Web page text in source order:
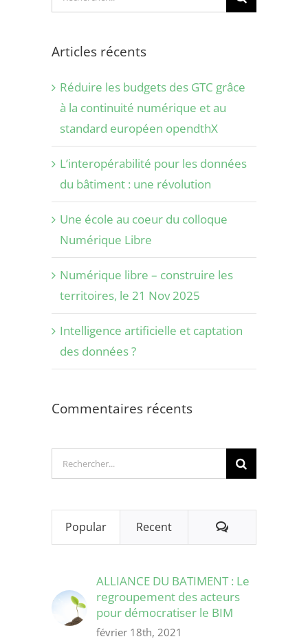
Articles récents
Réduire les budgets des GTC grâce
à la continuité numérique et au
standard européen opendthX
L’interopérabilité pour les données
du bâtiment : une révolution
Une école au coeur du colloque
Numérique Libre
Numérique libre – construire les
territoires, le 21 Nov 2025
Intelligence artificielle et captation
des données ?
Commentaires récents
Rechercher:
Popular Recent Comments
ALLIANCE DU BATIMENT : Le
regroupement des acteurs
pour démocratiser le BIM
février 18th, 2021